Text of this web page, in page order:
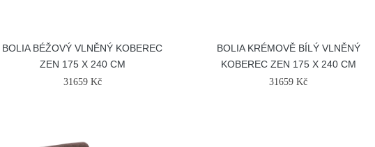
BOLIA BÉŽOVÝ VLNĚNÝ KOBEREC
ZEN 175 X 240 CM
31659 Kč
BOLIA KRÉMOVĚ BÍLÝ VLNĚNÝ
KOBEREC ZEN 175 X 240 CM
31659 Kč